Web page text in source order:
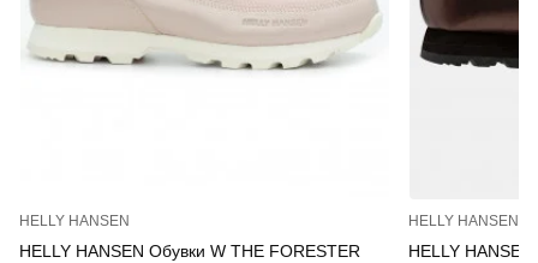
HELLY HANSEN
HELLY HANSEN Обувки W THE FORESTER
HELLY HANSEN
HELLY